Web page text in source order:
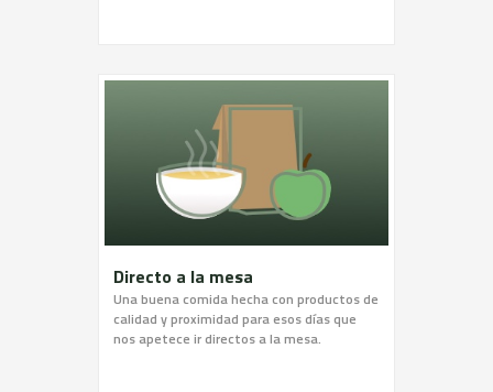
Directo a la mesa
Una buena comida hecha con productos de
calidad y proximidad para esos días que
nos apetece ir directos a la mesa.